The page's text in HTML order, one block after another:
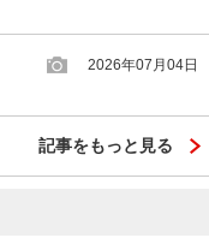
2026年07月04日
記事をもっと見る